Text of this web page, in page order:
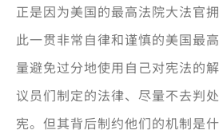
正是因为美国的最高法院大法官
此一贯非常自律和谨慎的美国最
量避免过分地使用自己对宪法的
议员们制定的法律、尽量不去判
宪。但其背后制约他们的机制是